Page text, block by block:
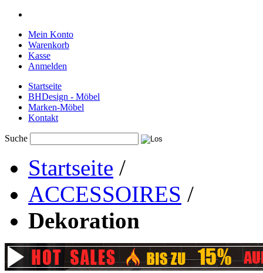
Mein Konto
Warenkorb
Kasse
Anmelden
Startseite
BHDesign - Möbel
Marken-Möbel
Kontakt
Suche
Startseite /
ACCESSOIRES /
Dekoration